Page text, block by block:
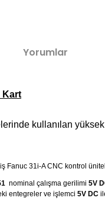
Yorumlar
Kart
kullanılan
Fanuc 31i-A CNC kontrol
nominal çalışma gerilimi 5V
entegreler ve işlemci 5V DC